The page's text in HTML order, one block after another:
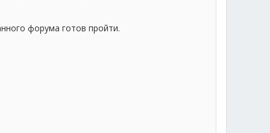
форума готов пройти.